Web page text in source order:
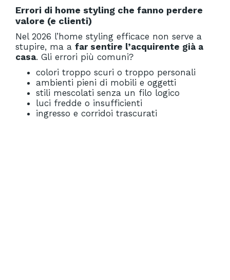
Errori di home styling che fanno perdere
valore (e clienti)
Nel 2026 l’home styling efficace non serve a
stupire, ma a far sentire l’acquirente già a
casa. Gli errori più comuni?
colori troppo scuri o troppo personali
ambienti pieni di mobili e oggetti
stili mescolati senza un filo logico
luci fredde o insufficienti
ingresso e corridoi trascurati